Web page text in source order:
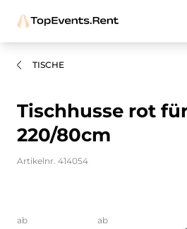
TISCHE
Tischhusse rot
220/80cm
Artikelnr. 414054
ab ab